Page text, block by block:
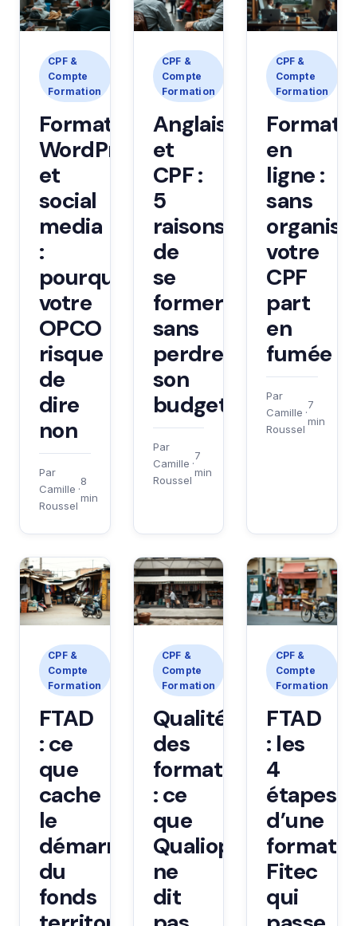
CPF &
Compte
Formation
Formations
WordPress
et
social
media
:
pourquoi
votre
OPCO
risque
de
dire
non
Par
Camille
Roussel
·
8
min
CPF &
Compte
Formation
Anglais
et
CPF :
5
raisons
de
se
former
sans
perdre
son
budget
Par
Camille
Roussel
·
7
min
CPF &
Compte
Formation
en
ligne :
sans
votre
CPF
part
en
fumée
Par
Camille
Roussel
·
7
min
CPF &
Compte
Formation
FTAD
: ce
que
cache
le
démarrage
du
fonds
CPF &
Compte
Formation
Qualité
des
formations
: ce
que
Qualiopi
ne
dit
CPF &
Compte
Formation
FTAD
: les
4
étapes
d’une
Fitec
qui